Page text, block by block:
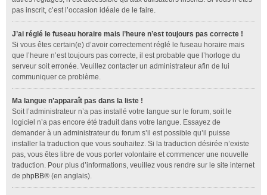
pas inscrit, c’est l’occasion idéale de le faire.
J’ai réglé le fuseau horaire mais l’heure n’est toujours pas correcte !
Si vous êtes certain(e) d’avoir correctement réglé le fuseau horaire mais
que l’heure n’est toujours pas correcte, il est probable que l’horloge du
serveur soit erronée. Veuillez contacter un administrateur afin de lui
communiquer ce problème.
Ma langue n’apparaît pas dans la liste !
Soit l’administrateur n’a pas installé votre langue sur le forum, soit le
logiciel n’a pas encore été traduit dans votre langue. Essayez de
demander à un administrateur du forum s’il est possible qu’il puisse
installer la traduction que vous souhaitez. Si la traduction désirée n’existe
pas, vous êtes libre de vous porter volontaire et commencer une nouvelle
traduction. Pour plus d’informations, veuillez vous rendre sur le site internet
de phpBB® (en anglais).